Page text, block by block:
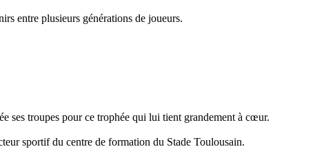
entre plusieurs générations de joueurs.
ses troupes pour ce trophée qui lui tient grandement à cœur.
sportif du centre de formation du Stade Toulousain.